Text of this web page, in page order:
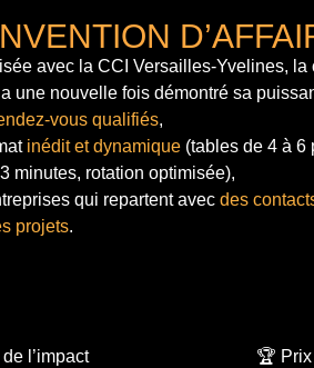
avec la CCI Versailles-Yvelines, la
a une nouvelle fois démontré sa
vous qualifiés,
inédit et dynamique (tables de 4 à 6
minutes, rotation optimisée),
qui repartent avec des
projets.
l’impact
🏆